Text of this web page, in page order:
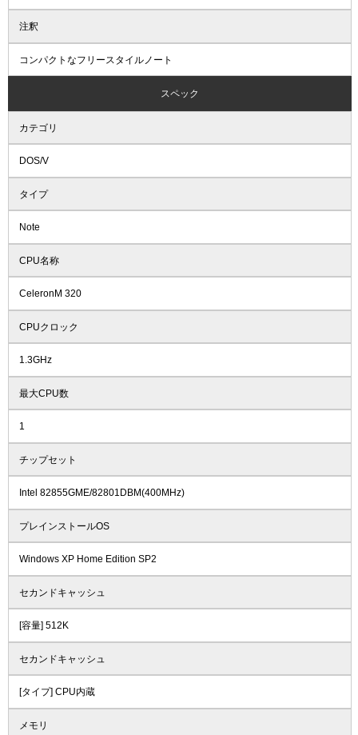
注釈
コンパクトなフリースタイルノート
スペック
カテゴリ
DOS/V
タイプ
Note
CPU名称
CeleronM 320
CPUクロック
1.3GHz
最大CPU数
1
チップセット
Intel 82855GME/82801DBM(400MHz)
プレインストールOS
Windows XP Home Edition SP2
セカンドキャッシュ
[容量] 512K
セカンドキャッシュ
[タイプ] CPU内蔵
メモリ